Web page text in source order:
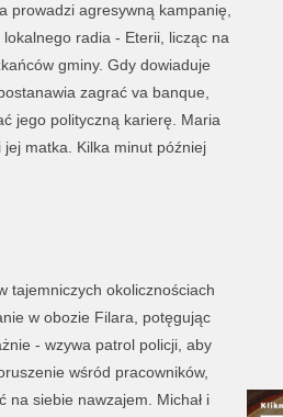
prowadzi agresywną kampanię,
radia - Eterii, licząc na
gminy. Gdy dowiaduje
zagrać va banque,
jego polityczną karierę. Maria
jej matka. Kilka minut później
tajemniczych okolicznościach
w obozie Filara, potęgując
- wzywa patrol policji, aby
wśród pracowników,
siebie nawzajem. Michał i